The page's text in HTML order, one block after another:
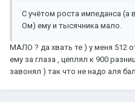
С учётом роста импеданса (а
Ом) ему и тысячника мало.
МАЛО ? да хвать те ) у меня 512
ему за глаза , цеплял к 900
завонял ) так что не надо аля